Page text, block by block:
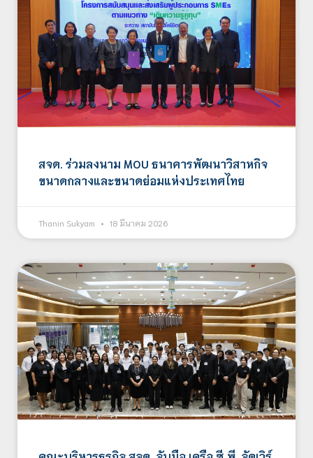
สจด. ร่วมลงนาม MOU ธนาคารพัฒนาวิสาหกิจ
ขนาดกลางและขนาดย่อมแห่งประเทศไทย
Thanin Sukyam 18 มีนาคม 2026